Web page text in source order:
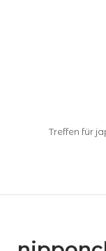
Treffen für